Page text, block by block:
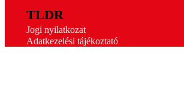
TLDR
Jogi nyilatkozat
Adatkezelési tájékoztató